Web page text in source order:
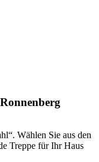
Wählen Sie aus den
Treppe für Ihr Haus